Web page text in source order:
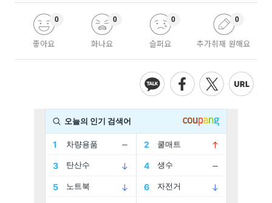
좋아요
0
화나요
0
슬퍼요
0
추가취재 원해요
0